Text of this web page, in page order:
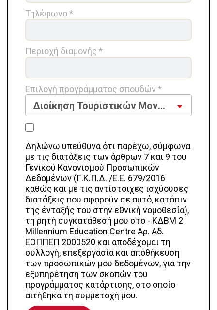
Τηλέφωνο *
Περιοχή διαμονής *
Επιλογή προγράμματος σπουδών *
Διοίκηση Τουριστικών Μονάδων
Δηλώνω υπεύθυνα ότι παρέχω, σύμφωνα
με τις διατάξεις των άρθρων 7 και 9 του
Γενικού Κανονισμού Προσωπικών
Δεδομένων (Γ.Κ.Π.Δ. /Ε.Ε. 679/2016
καθώς και με τις αντίστοιχες ισχύουσες
διατάξεις που αφορούν σε αυτό, κατόπιν
της ένταξής του στην εθνική νομοθεσία),
τη ρητή συγκατάθεσή μου στο - ΚΔΒΜ 2
Millennium Education Centre Αρ. Αδ.
ΕΟΠΠΕΠ 2000520 και αποδέχομαι τη
συλλογή, επεξεργασία και αποθήκευση
των προσωπικών μου δεδομένων, για την
εξυπηρέτηση των σκοπών του
προγράμματος κατάρτισης, στο οποίο
αιτήθηκα τη συμμετοχή μου.